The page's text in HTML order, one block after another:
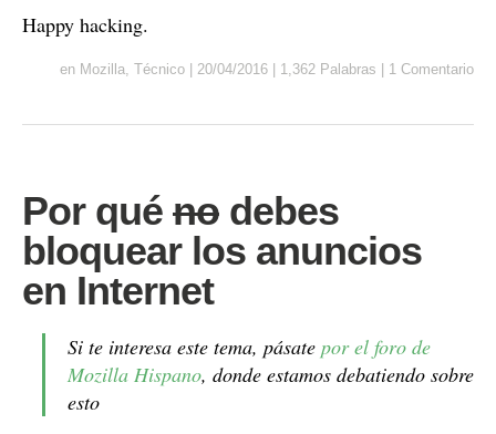
Happy hacking.
en Mozilla Técnico 20/04/2016 1,362 Palabras 1 Comentario
Por qué no debes
bloquear los anuncios
en Internet
Si te interesa este tema, pásate por el foro de
Mozilla Hispano, donde estamos debatiendo sobre
esto